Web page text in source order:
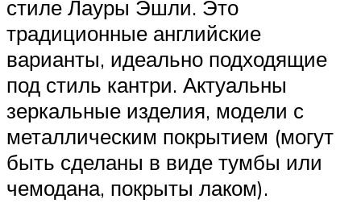
стиле Лауры Эшли. Это
традиционные английские
варианты, идеально подходящие
под стиль кантри. Актуальны
зеркальные изделия, модели с
металлическим покрытием (могут
быть сделаны в виде тумбы или
чемодана, покрыты лаком).